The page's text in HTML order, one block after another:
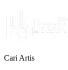
Cari Artis